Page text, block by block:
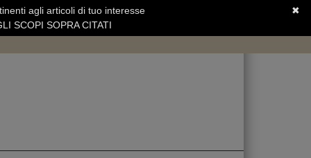
SERVIZIO CLIENTI +39.0773.470.562 ✖
agli articoli di tuo interesse
SCOPI SOPRA CITATI